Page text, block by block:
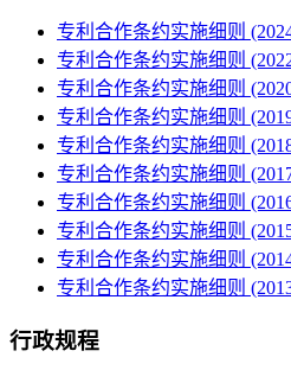
专利合作条约实施细则
专利合作条约实施细则
专利合作条约实施细则
专利合作条约实施细则
专利合作条约实施细则
专利合作条约实施细则
专利合作条约实施细则
专利合作条约实施细则
专利合作条约实施细则
专利合作条约实施细则
行政规程